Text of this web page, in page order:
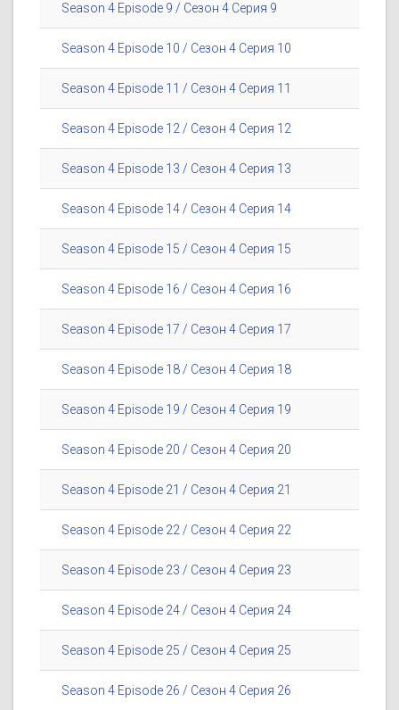
Season 4 Episode 9 / Сезон 4 Серия 9
Season 4 Episode 10 / Сезон 4 Серия 10
Season 4 Episode 11 / Сезон 4 Серия 11
Season 4 Episode 12 / Сезон 4 Серия 12
Season 4 Episode 13 / Сезон 4 Серия 13
Season 4 Episode 14 / Сезон 4 Серия 14
Season 4 Episode 15 / Сезон 4 Серия 15
Season 4 Episode 16 / Сезон 4 Серия 16
Season 4 Episode 17 / Сезон 4 Серия 17
Season 4 Episode 18 / Сезон 4 Серия 18
Season 4 Episode 19 / Сезон 4 Серия 19
Season 4 Episode 20 / Сезон 4 Серия 20
Season 4 Episode 21 / Сезон 4 Серия 21
Season 4 Episode 22 / Сезон 4 Серия 22
Season 4 Episode 23 / Сезон 4 Серия 23
Season 4 Episode 24 / Сезон 4 Серия 24
Season 4 Episode 25 / Сезон 4 Серия 25
Season 4 Episode 26 / Сезон 4 Серия 26